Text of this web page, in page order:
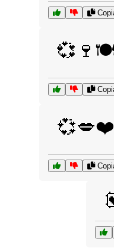
💞💋❤️